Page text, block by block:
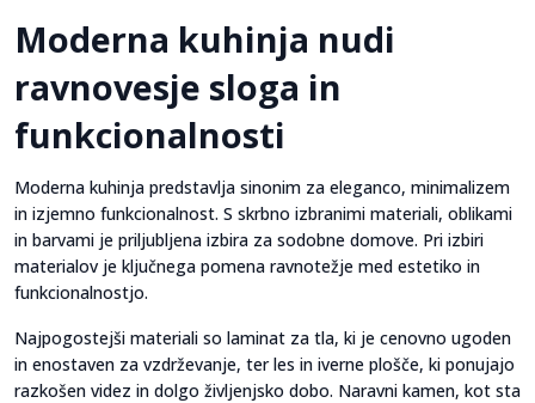
Moderna kuhinja nudi
ravnovesje sloga in
funkcionalnosti
Moderna kuhinja predstavlja sinonim za eleganco, minimalizem
in izjemno funkcionalnost. S skrbno izbranimi materiali, oblikami
in barvami je priljubljena izbira za sodobne domove. Pri izbiri
materialov je ključnega pomena ravnotežje med estetiko in
funkcionalnostjo.
Najpogostejši materiali so laminat za tla, ki je cenovno ugoden
in enostaven za vzdrževanje, ter les in iverne plošče, ki ponujajo
razkošen videz in dolgo življenjsko dobo. Naravni kamen, kot sta